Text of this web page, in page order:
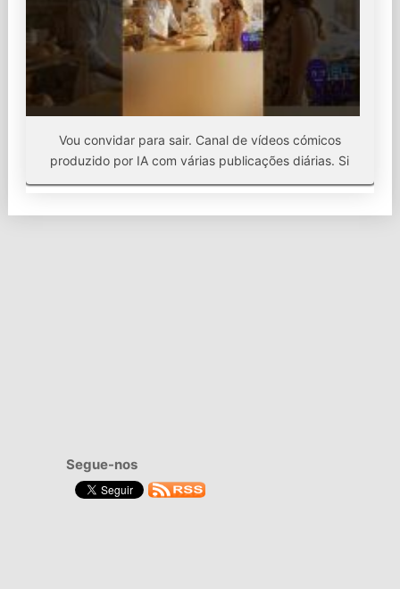
Vou convidar para sair. Canal de vídeos cómicos
produzido por IA com várias publicações diárias. Si
Segue-nos